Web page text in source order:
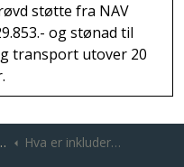
støtte fra NAV
og stønad til
transport utover 20
Hva er inkludert i prisen for gravferden?